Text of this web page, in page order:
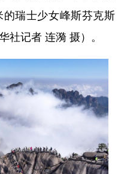
瑞士少女峰斯芬克斯
社记者 连漪 摄）。